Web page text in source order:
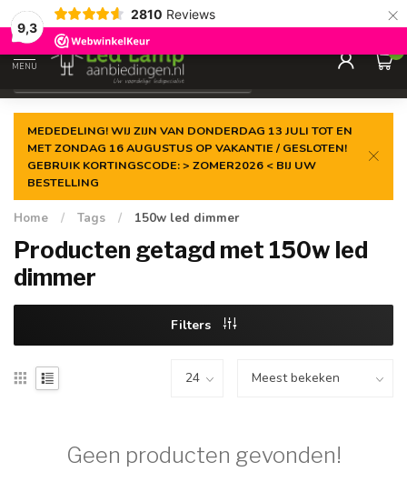
9,3
2810 Reviews ×
Gegarandeerde delaagste prijs
MENU
0
MEDEDELING! WIJ ZIJN VAN DONDERDAG 13 JULI TOT EN
MET ZONDAG 16 AUGUSTUS OP VAKANTIE / GESLOTEN!
GEBRUIK KORTINGSCODE: > ZOMER2026 < BIJ UW
BESTELLING
Home / Tags / 150w led dimmer
Producten getagd met 150w led
dimmer
Filters
Geen producten gevonden!